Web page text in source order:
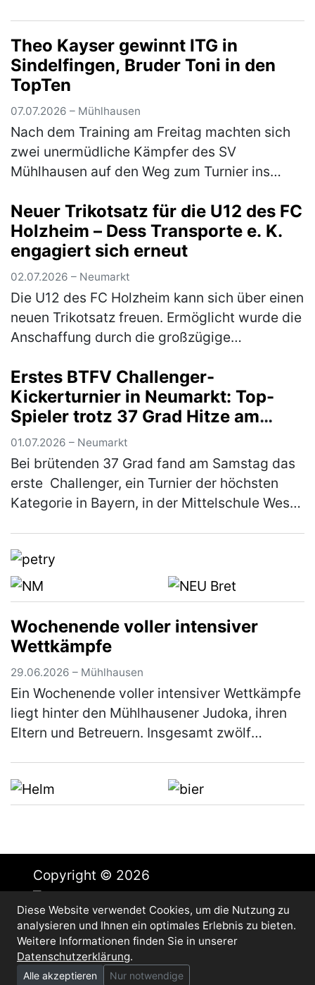
Theo Kayser gewinnt ITG in
Sindelfingen, Bruder Toni in den
TopTen
07.07.2026 – Mühlhausen
Nach dem Training am Freitag machten sich
zwei unermüdliche Kämpfer des SV
Mühlhausen auf den Weg zum Turnier ins
mit 1800 Startern aus 270 Vereinen gut
besu…(mehr)
Neuer Trikotsatz für die U12 des FC
Holzheim – Dess Transporte e. K.
engagiert sich erneut
02.07.2026 – Neumarkt
Die U12 des FC Holzheim kann sich über einen
neuen Trikotsatz freuen. Ermöglicht wurde die
Anschaffung durch die großzügige
Firma Dess Transporte e. K., die si…
Erstes BTFV Challenger-
Kickerturnier in Neumarkt: Top-
Spieler trotz 37 Grad Hitze am
Start
01.07.2026 – Neumarkt
Bei brütenden 37 Grad fand am Samstag das
erste Challenger, ein Turnier der höchsten
Kategorie in Bayern, in der Mittelschule West
Wochenende voller intensiver
Wettkämpfe
29.06.2026 – Mühlhausen
Ein Wochenende voller intensiver Wettkämpfe
liegt hinter den Mühlhausener Judoka, ihren
Eltern und Betreuern. Insgesamt zwölf
Copyright © 2026
Impressum
Datenschutz
Cookie-Einstellungen
Diese Website verwendet Cookies, um die Nutzung zu
analysieren und Ihnen ein optimales Erlebnis zu bieten.
Weitere Informationen finden Sie in unserer
Datenschutzerklärung.
Alle akzeptieren Nur notwendige